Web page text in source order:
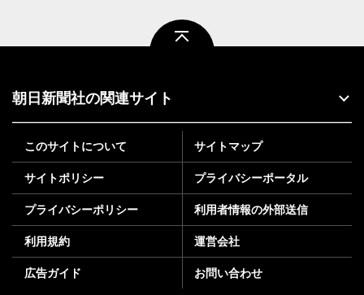
朝日新聞社の関連サイト
このサイトについて サイトマップ
サイトポリシー プライバシーポータル
プライバシーポリシー 利用者情報の外部送信
利用規約 運営会社
広告ガイド お問い合わせ